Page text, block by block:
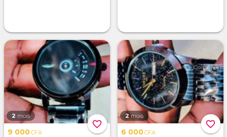
favorite_border
2 mois
9 000CFA
favorite_border
2 mois
6 000CFA